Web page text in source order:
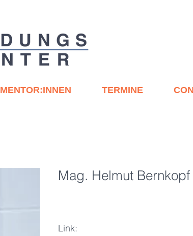
MENTOR:INNEN TERMINE
Mag. Helmut Bernkopf
Link: